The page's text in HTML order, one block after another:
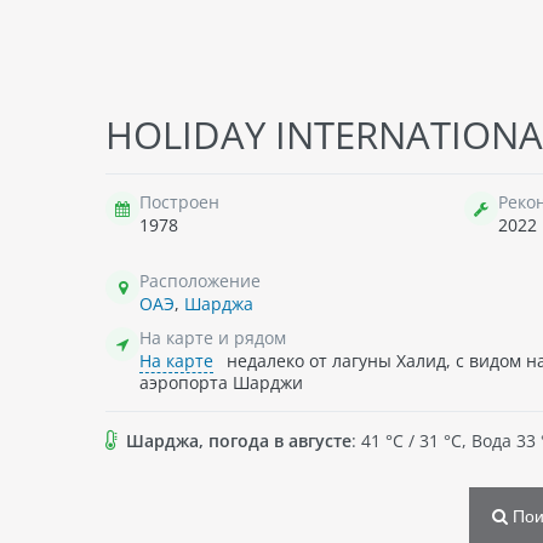
HOLIDAY
Построен
1978
2022
Расположение
ОАЭ, Шарджа
На карте и рядом
На карте
недалеко от лагуны Халид, с видом
аэропорта Шарджи
Шарджа, погода в августе: 41 °C / 31 °C, Вода
ОАЭ